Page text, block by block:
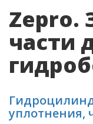
Zepro.
части
уплотнения,